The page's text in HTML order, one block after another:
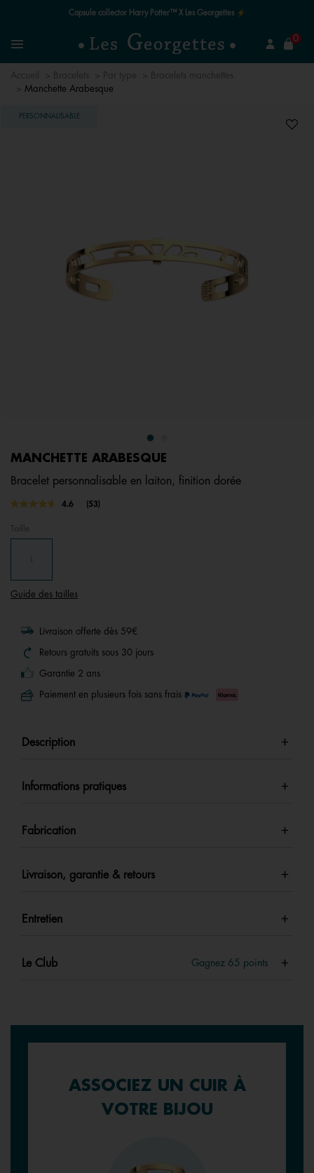
Le quart de siècle de la magie ✨
MenuRecherchez un bijou
0
Manchette Arabesque
PERSONNALISABLE
MANCHETTE ARABESQUE
Bracelet personnalisable en laiton, finition dorée
4,4 out of 5 Customer Rating
4.6
Lire
(53)
Taille
Guide des tailles
Livraison offerte dès 59€
Retours gratuits sous 30 jours
Garantie 2 ans
Paiement en plusieurs fois sans frais
Description
Informations pratiques
Fabrication
Livraison, garantie & retours
Entretien
Le Club Gagnez 65 points
ASSOCIEZ UN CUIR À
VOTRE BIJOU